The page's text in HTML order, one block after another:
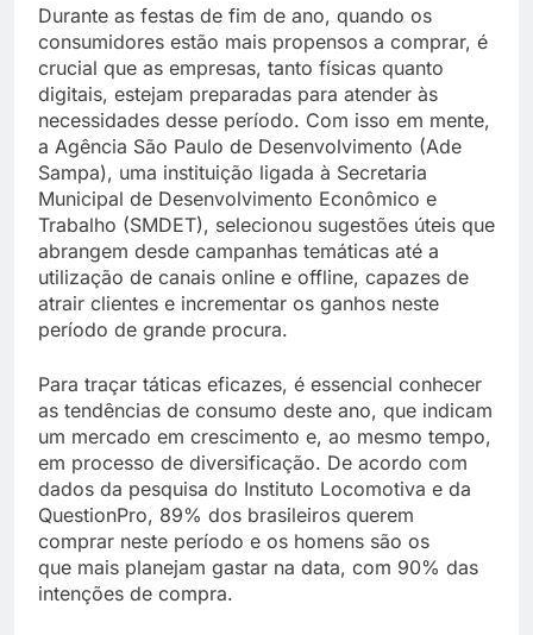
Durante as festas de fim de ano, quando os
consumidores estão mais propensos a comprar, é
crucial que as empresas, tanto físicas quanto
digitais, estejam preparadas para atender às
necessidades desse período. Com isso em mente,
a Agência São Paulo de Desenvolvimento (Ade
Sampa), uma instituição ligada à Secretaria
Municipal de Desenvolvimento Econômico e
Trabalho (SMDET), selecionou sugestões úteis que
abrangem desde campanhas temáticas até a
utilização de canais online e offline, capazes de
atrair clientes e incrementar os ganhos neste
período de grande procura.
Para traçar táticas eficazes, é essencial conhecer
as tendências de consumo deste ano, que indicam
um mercado em crescimento e, ao mesmo tempo,
em processo de diversificação. De acordo com
dados da pesquisa do Instituto Locomotiva e da
QuestionPro, 89% dos brasileiros querem
comprar neste período e os homens são os
que mais planejam gastar na data, com 90% das
intenções de compra.